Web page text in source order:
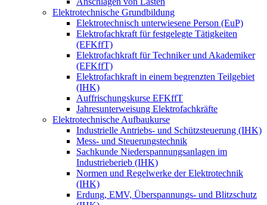
Elektrotechnische Grundbildung
Elektrotechnisch unterwiesene Person (EuP)
Elektrofachkraft für festgelegte Tätigkeiten
(EFKffT)
Elektrofachkraft für Techniker und Akademiker
(EFKffT)
Elektrofachkraft in einem begrenzten Teilgebiet
(IHK)
Auffrischungskurse EFKffT
Jahresunterweisung Elektrofachkräfte
Elektrotechnische Aufbaukurse
Industrielle Antriebs- und Schützsteuerung (IHK)
Mess- und Steuerungstechnik
Sachkunde Niederspannungsanlagen im
Industrieberieb (IHK)
Normen und Regelwerke der Elektrotechnik
(IHK)
Erdung, EMV, Überspannungs- und Blitzschutz